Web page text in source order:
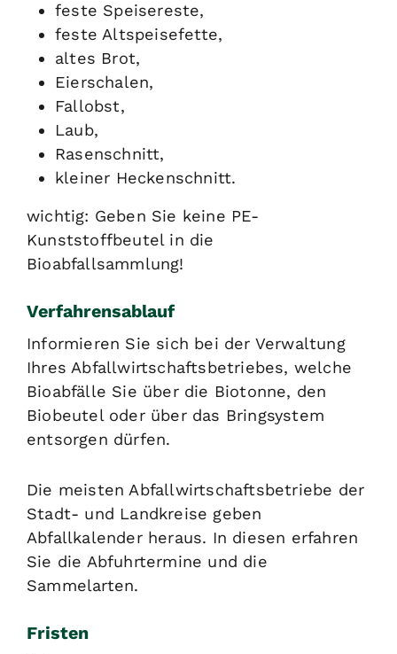
feste Speisereste,
feste Altspeisefette,
altes Brot,
Eierschalen,
Fallobst,
Laub,
Rasenschnitt,
kleiner Heckenschnitt.
wichtig: Geben Sie keine PE-
Kunststoffbeutel in die
Bioabfallsammlung!
Verfahrensablauf
Informieren Sie sich bei der Verwaltung
Ihres Abfallwirtschaftsbetriebes, welche
Bioabfälle Sie über die Biotonne, den
Biobeutel oder über das Bringsystem
entsorgen dürfen.
Die meisten Abfallwirtschaftsbetriebe der
Stadt- und Landkreise geben
Abfallkalender heraus. In diesen erfahren
Sie die Abfuhrtermine und die
Sammelarten.
Fristen